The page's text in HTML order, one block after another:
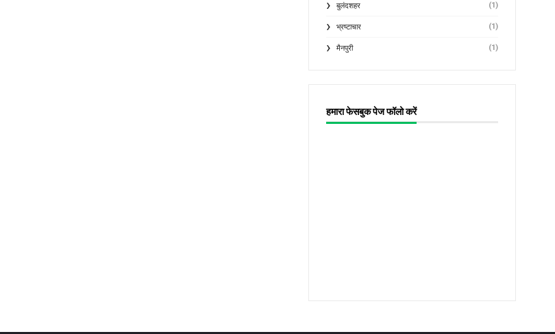
बुलंदशहर (1)
भ्रष्टाचार (1)
मैनपुरी (1)
हमारा फेसबुक पेज फॉलो करें